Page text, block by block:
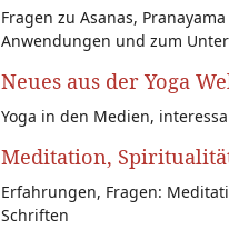
Fragen zu Asanas,
Anwendungen und zum
Neues aus der Yoga
Yoga in den Medien,
Meditation,
Erfahrungen, Fragen:
Schriften